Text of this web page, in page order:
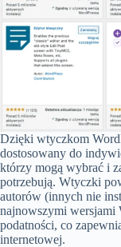
Dzięki wtyczkom
dostosowany do
którzy mogą wybrać i
potrzebują. Wtyczki
autorów (innych nie
najnowszymi wersjami
podatności, co
internetowej.